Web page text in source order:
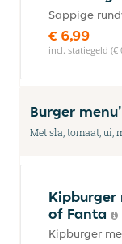
Sappige
€ 6,99
incl. statiegeld (€
Burger
Met sla, tomaat, ui,
Kipburger
of Fanta
Kipburger